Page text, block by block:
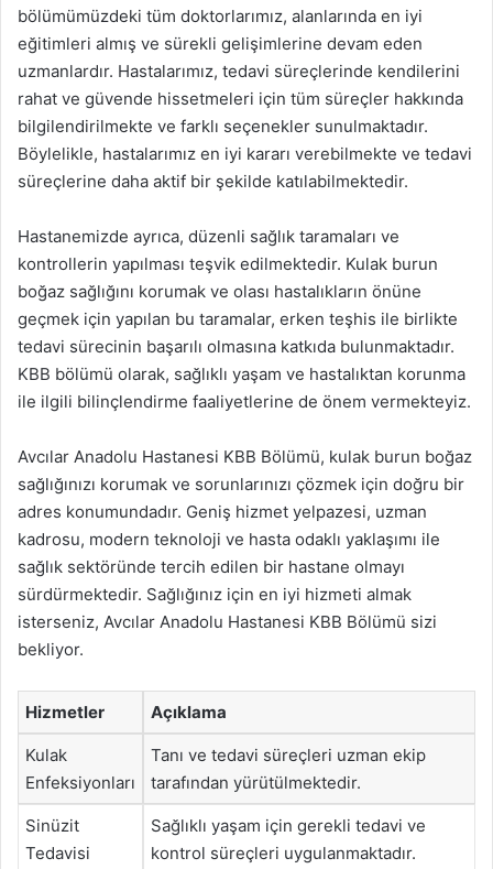
bölümümüzdeki tüm doktorlarımız, alanlarında en iyi
eğitimleri almış ve sürekli gelişimlerine devam eden
uzmanlardır. Hastalarımız, tedavi süreçlerinde kendilerini
rahat ve güvende hissetmeleri için tüm süreçler hakkında
bilgilendirilmekte ve farklı seçenekler sunulmaktadır.
Böylelikle, hastalarımız en iyi kararı verebilmekte ve tedavi
süreçlerine daha aktif bir şekilde katılabilmektedir.
Hastanemizde ayrıca, düzenli sağlık taramaları ve
kontrollerin yapılması teşvik edilmektedir. Kulak burun
boğaz sağlığını korumak ve olası hastalıkların önüne
geçmek için yapılan bu taramalar, erken teşhis ile birlikte
tedavi sürecinin başarılı olmasına katkıda bulunmaktadır.
KBB bölümü olarak, sağlıklı yaşam ve hastalıktan korunma
ile ilgili bilinçlendirme faaliyetlerine de önem vermekteyiz.
Avcılar Anadolu Hastanesi KBB Bölümü, kulak burun boğaz
sağlığınızı korumak ve sorunlarınızı çözmek için doğru bir
adres konumundadır. Geniş hizmet yelpazesi, uzman
kadrosu, modern teknoloji ve hasta odaklı yaklaşımı ile
sağlık sektöründe tercih edilen bir hastane olmayı
sürdürmektedir. Sağlığınız için en iyi hizmeti almak
isterseniz, Avcılar Anadolu Hastanesi KBB Bölümü sizi
bekliyor.
Hizmetler Açıklama
Kulak
Enfeksiyonları
Tanı ve tedavi süreçleri uzman ekip
tarafından yürütülmektedir.
Sinüzit
Tedavisi
Sağlıklı yaşam için gerekli tedavi ve
kontrol süreçleri uygulanmaktadır.